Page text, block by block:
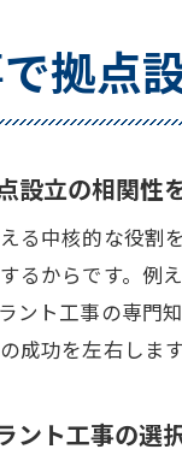
拠点
設立の相関性
る中核的な役割
るからです。例
ント工事の専門
成功を左右します
ント工事の選